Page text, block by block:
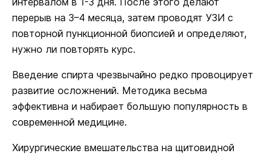
перерыв на 3–4 месяца, затем проводят УЗИ с
повторной пункционной биопсией и определяют,
нужно ли повторять курс.
Введение спирта чрезвычайно редко провоцирует
развитие осложнений. Методика весьма
эффективна и набирает большую популярность в
современной медицине.
Хирургические вмешательства на щитовидной